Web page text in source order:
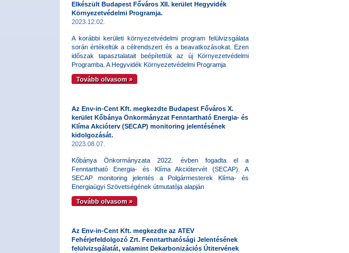
Elkészült Budapest Főváros XII. kerület Hegyvidék
Környezetvédelmi Programja.
2023.12.02.
A korábbi kerületi környezetvédelmi program felülvizsgálata
során értékeltük a célrendszert és a beavatkozásokat. Ezen
időszak tapasztalatait beépítettük az új Környezetvédelmi
Programba. A Hegyvidék Környezetvédelmi Programja
Tovább olvasom »
Az Env-in-Cent Kft. megkezdte Budapest Főváros X.
kerület Kőbánya Önkormányzat Fenntartható Energia- és
Klíma Akcióterv (SECAP) monitoring jelentésének
kidolgozását.
2023.08.07.
Kőbánya Önkormányzata 2022. évben fogadta el a
Fenntartható Energia- és Klíma Akciótervét (SECAP). A
SECAP monitoring jelentés a Polgármesterek Klíma- és
Energiaügyi Szövetségének útmutatója alapján
Tovább olvasom »
Az Env-in-Cent Kft. megkezdte az ATEV
Fehérjefeldolgozó Zrt. Fenntarthatósági Jelentésének
felülvizsgálatát, valamint Dekarbonizációs Útitervének